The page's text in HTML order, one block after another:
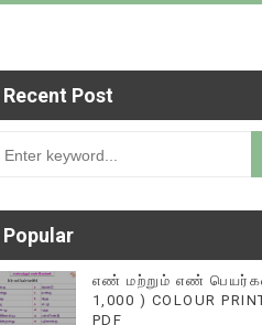
மின்னல் கல்விச்
Recent Post
Popular
எண் மற்றும் எண்
1,000 ) COLOUR
PDF